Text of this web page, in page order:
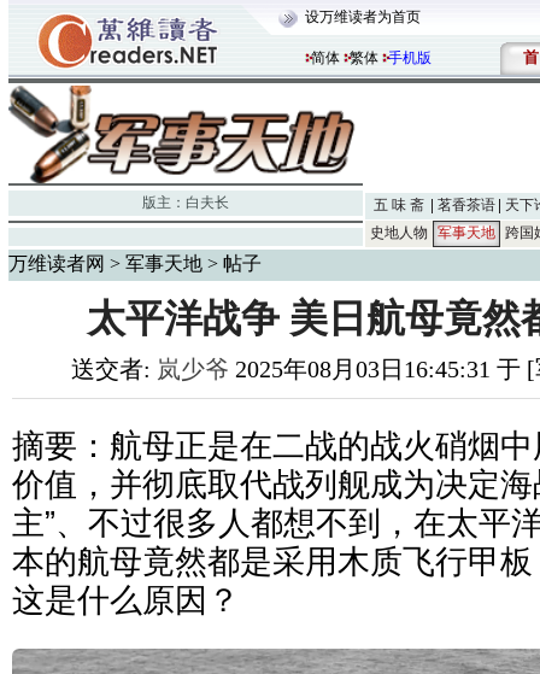
设万维读者为首页
简体 繁体 手机版 首
版主： 白夫长 五 味 斋 茗香茶语
天下
史地人物
军事天地 跨国
万维读者网 > 军事天地 > 帖子
太平洋战争 美日航母竟然
送交者: 岚少爷 2025年08月03日16:45:31 于
摘要：航母正是在二战的战火硝烟
价值，并彻底取代战列舰成为决定海
主”、不过很多人都想不到，在太平
本的航母竟然都是采用木质飞行甲
这是什么原因？